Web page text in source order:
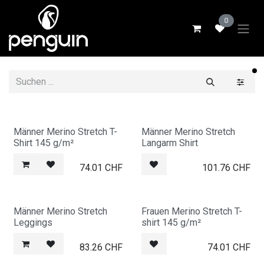
Zum Inhalt springen
0
Männer Merino Stretch T-
Shirt 145 g/m²
74.01 CHF
Männer Merino Stretch
Langarm Shirt
101.76 CHF
Männer Merino Stretch
Leggings
83.26 CHF
Frauen Merino Stretch T-
shirt 145 g/m²
74.01 CHF